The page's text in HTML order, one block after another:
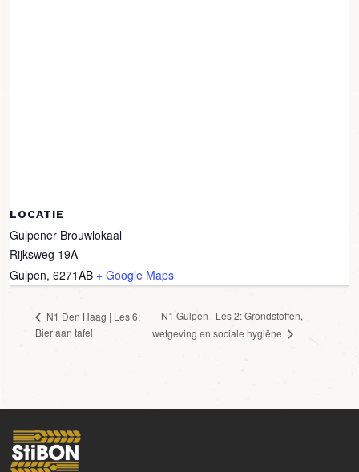
LOCATIE
Gulpener Brouwlokaal
Rijksweg 19A
Gulpen, 6271AB + Google Maps
N1 Den Haag | Les 6:
Bier aan tafel
N1 Gulpen | Les 2: Grondstoffen,
wetgeving en sociale hygiëne